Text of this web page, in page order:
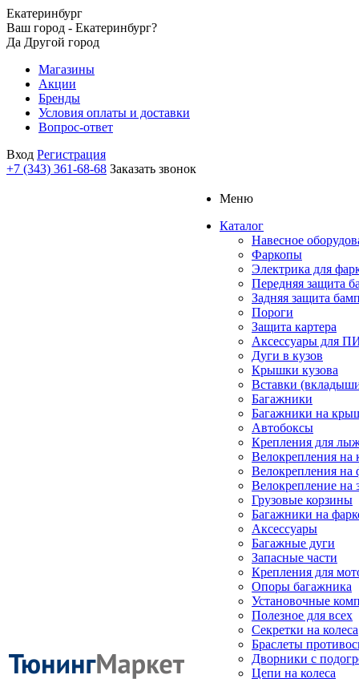
Екатеринбург
Ваш город - Екатеринбург?
Да Другой город
Магазины
Акции
Бренды
Условия оплаты и доставки
Вопрос-ответ
Вход Регистрация
+7 (343) 361-68-68 Заказать звонок
Меню
Каталог
Навесное
Фаркопы
Электрика для
Передняя защита
Задняя защита
Пороги
Защита картера
Аксессуары для
Дуги в кузов
Крышки кузова
Вставки
Багажники
Багажники на
Автобоксы
Крепления для
Велокрепления
Велокрепления на
Велокрепление на
Грузовые корзины
Багажники на
Аксессуары
Багажные дуги
Запасные части
Крепления для
Опоры багажника
Установочные
Полезное для всех
Секретки на колеса
Браслеты
Дворники с
Цепи на колеса